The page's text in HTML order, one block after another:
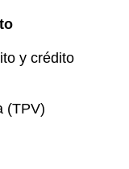
y crédito
(TPV)